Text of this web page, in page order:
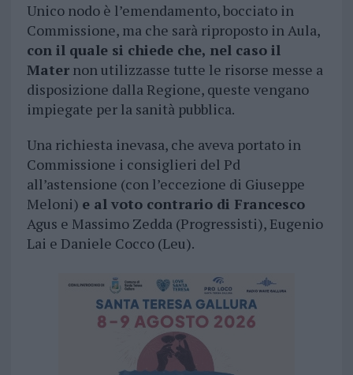
Unico nodo è l’emendamento, bocciato in
Commissione, ma che sarà riproposto in Aula,
con il quale si chiede che, nel caso il
Maternon utilizzasse tutte le risorse messe a
disposizione dalla Regione, queste vengano
impiegate per la sanità pubblica.
Una richiesta inevasa, che aveva portato in
Commissione i consiglieri del Pd
all’astensione (con l’eccezione di Giuseppe
Meloni) e al voto contrario di Francesco
Agus e Massimo Zedda (Progressisti), Eugenio
Lai e Daniele Cocco (Leu).